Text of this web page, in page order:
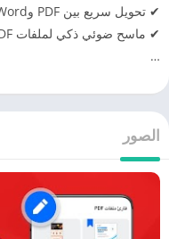
✔ تحويل سريع بين PDF وWord وExcel وما إلى ذلك
✔ ماسح ضوئي ذكي لملفات PDF يقوم بمسح وتحويل ملفات PDF بسرعة
…
الصور